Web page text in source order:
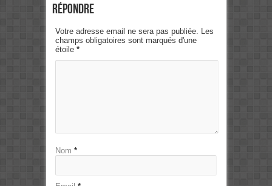
Répondre
Votre adresse email ne sera pas publiée. Les
champs obligatoires sont marqués d'une
étoile *
Nom *